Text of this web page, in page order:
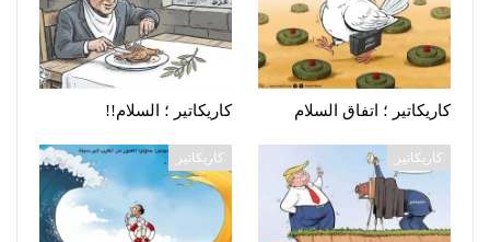
كاريكاتير ؛ اتفاق السلام كاريكاتير ؛ السلام!!
كاريكاتير كاريكاتير